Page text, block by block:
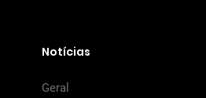
Notícias
Geral